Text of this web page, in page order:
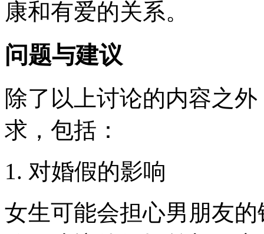
康和有爱的关系。
问题与建议
除了以上讨论的内容之
求，包括：
1. 对婚假的影响
女生可能会担心男朋友